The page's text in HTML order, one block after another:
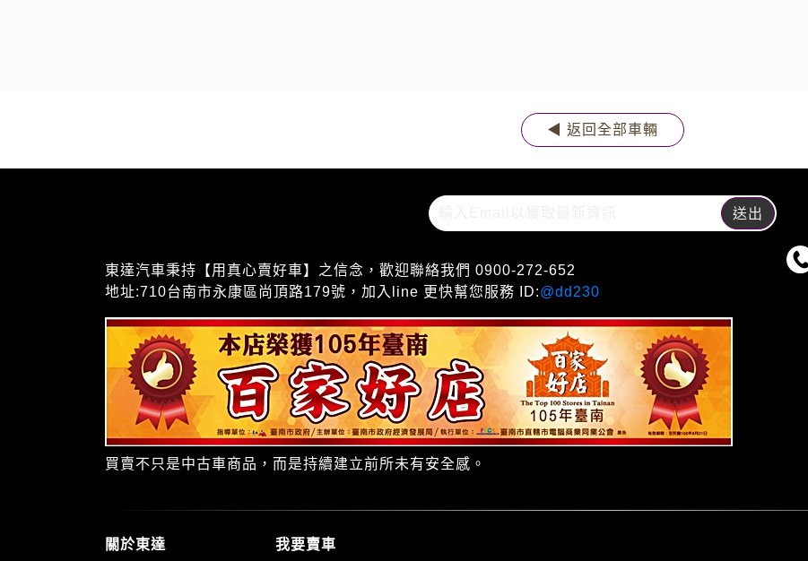
◀ 返回全部車輛
東達汽車秉持【用真心賣好車】之信念，歡迎聯絡我們 0900-272-652
地址:710台南市永康區尚頂路179號，加入line 更快幫您服務 ID:@dd230
買賣不只是中古車商品，而是持續建立前所未有安全感。
關於東達 我要賣車